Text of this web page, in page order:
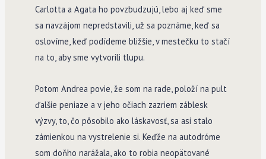
Carlotta a Agata ho povzbudzujú, lebo aj keď sme
sa navzájom nepredstavili, už sa poznáme, keď sa
oslovíme, keď podídeme bližšie, v mestečku to stačí
na to, aby sme vytvorili tlupu.
Potom Andrea povie, že som na rade, položí na pult
ďalšie peniaze a v jeho očiach zazriem záblesk
výzvy, to, čo pôsobilo ako láskavosť, sa asi stalo
zámienkou na vystrelenie si. Keďže na autodróme
som doňho narážala, ako to robia neopätované